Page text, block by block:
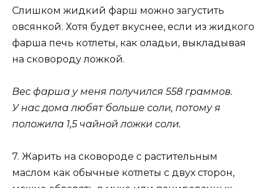
Слишком жидкий фарш можно загустить
овсянкой. Хотя будет вкуснее, если из жидкого
фарша печь котлеты, как оладьи, выкладывая
на сковороду ложкой.
Вес фарша у меня получился 558 граммов.
У нас дома любят больше соли, потому я
положила 1,5 чайной ложки соли.
7. Жарить на сковороде с растительным
маслом как обычные котлеты с двух сторон,